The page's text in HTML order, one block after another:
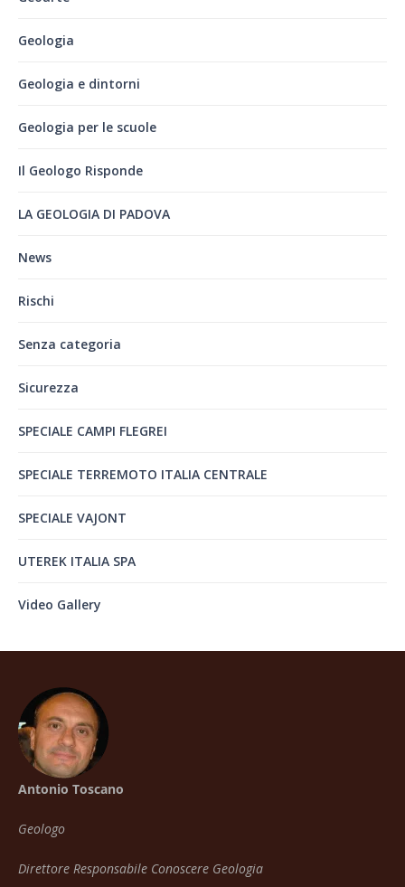
Geologia
Geologia e dintorni
Geologia per le scuole
Il Geologo Risponde
LA GEOLOGIA DI PADOVA
News
Rischi
Senza categoria
Sicurezza
SPECIALE CAMPI FLEGREI
SPECIALE TERREMOTO ITALIA CENTRALE
SPECIALE VAJONT
UTEREK ITALIA SPA
Video Gallery
Antonio Toscano
Geologo
Direttore Responsabile Conoscere Geologia